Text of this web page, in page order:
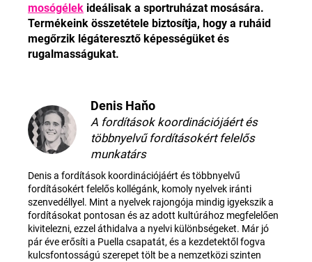
mosógélek ideálisak a sportruházat mosására.
Termékeink összetétele biztosítja, hogy a ruháid
megőrzik légáteresztő képességüket és
rugalmasságukat.
Denis Haňo
A fordítások koordinációjáért és
többnyelvű fordításokért felelős
munkatárs
Denis a fordítások koordinációjáért és többnyelvű
fordításokért felelős kollégánk, komoly nyelvek iránti
szenvedéllyel. Mint a nyelvek rajongója mindig igyekszik a
fordításokat pontosan és az adott kultúrához megfelelően
kivitelezni, ezzel áthidalva a nyelvi különbségeket. Már jó
pár éve erősíti a Puella csapatát, és a kezdetektől fogva
kulcsfontosságú szerepet tölt be a nemzetközi szinten